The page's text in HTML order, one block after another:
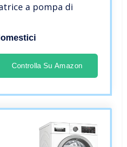
a pompa di
Controlla Su Amazon